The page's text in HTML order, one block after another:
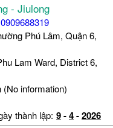
- Jiulong
0909688319
Phú Lâm, Quận 6,
Lam Ward, District 6,
information)
thành lập: 9-4-2026